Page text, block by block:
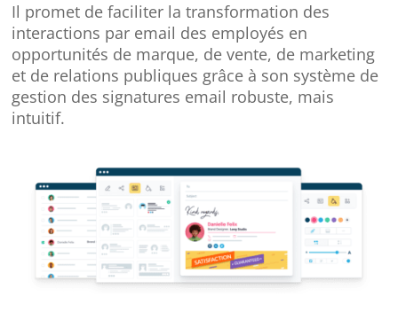
Il promet de faciliter la transformation des
interactions par email des employés en
opportunités de marque, de vente, de marketing
et de relations publiques grâce à son système de
gestion des signatures email robuste, mais
intuitif.